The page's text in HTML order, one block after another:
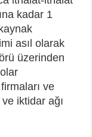
kadar 1
asıl olarak
üzerinden
ve
iktidar ağı